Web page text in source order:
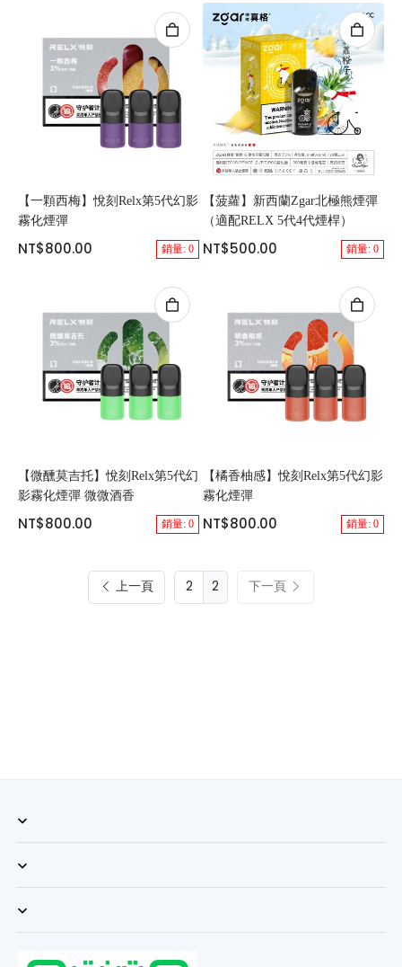
【一顆西梅】悅刻Relx第5代幻影
霧化煙彈
NT$800.00 銷量: 0
【菠蘿】新西蘭Zgar北極熊煙彈
（適配RELX 5代4代煙桿）
NT$500.00 銷量: 0
【微醺莫吉托】悅刻Relx第5代幻
影霧化煙彈 微微酒香
NT$800.00 銷量: 0
【橘香柚感】悅刻Relx第5代幻影
霧化煙彈
NT$800.00 銷量: 0
上一頁 2 下一頁